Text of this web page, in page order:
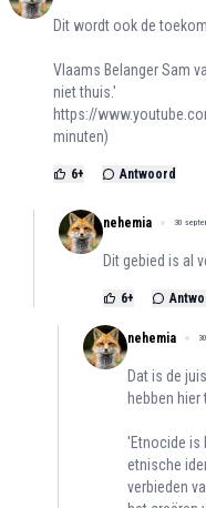
Dit wordt ook de
Vlaams Belanger Sam
niet thuis.'
https://
minuten)
6+ Antwoord
nehemia 30
Dit gebied is al
6+
nehemia
Dat is de
hebben hier
'Etnocide is
etnische
verbieden